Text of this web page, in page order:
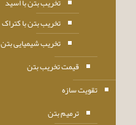
تخریب بتن با اسید
تخریب بتن با کتراک
تخریب شیمیایی بتن
قیمت تخریب بتن
تقویت سازه
ترمیم بتن